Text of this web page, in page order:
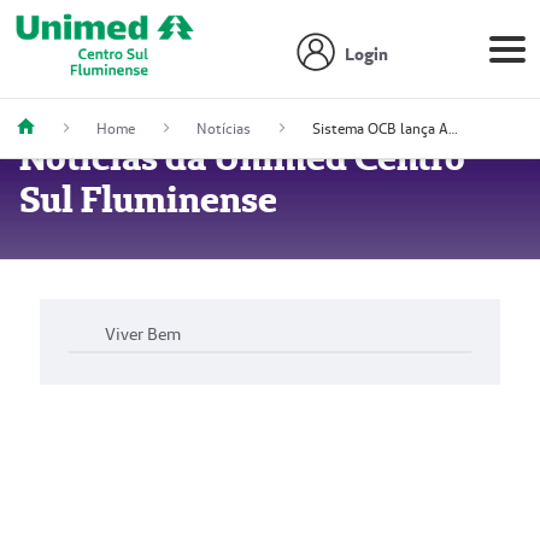
Login
Home Notícias
Notícias da Unimed Centro
Sul Fluminense
Viver Bem